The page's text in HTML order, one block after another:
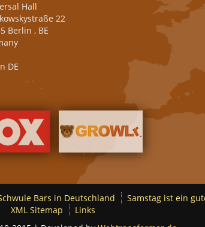
Hall
22
Berlin , BE
DE
Bars in Deutschland Samstag ist ein
XML Sitemap
Links